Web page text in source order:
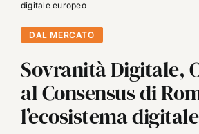
DAL MERCATO
VIDEO
EVENTI
CHI SIAMO
digitale europeo
DAL MERCATO
Sovranità Digitale,
al Consensus di
l’ecosistema